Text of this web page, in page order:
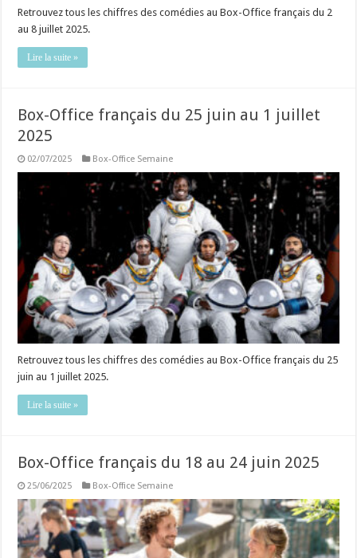
Retrouvez tous les chiffres des comédies au Box-Office français du 2
au 8 juillet 2025.
Lire la suite »
Box-Office français du 25 juin au 1 juillet
2025
02/07/2025 Box-Office Semaine
Retrouvez tous les chiffres des comédies au Box-Office français du 25
juin au 1 juillet 2025.
Lire la suite »
Box-Office français du 18 au 24 juin 2025
25/06/2025 Box-Office Semaine